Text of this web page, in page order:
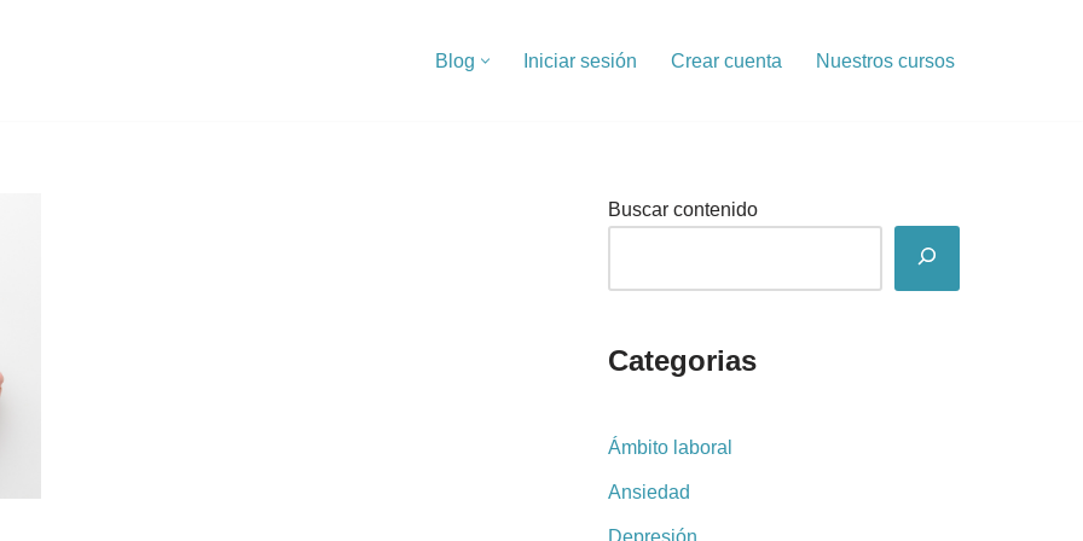
Blog Iniciar sesión Crear cuenta Nuestros cursos
Buscar contenido
Categorias
Ámbito laboral
Ansiedad
Depresión